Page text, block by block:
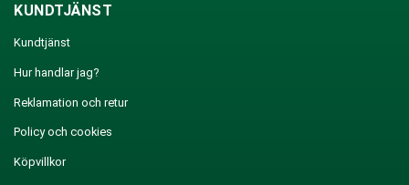
KUNDTJÄNST
Kundtjänst
Hur handlar jag?
Reklamation och retur
Policy och cookies
Köpvillkor